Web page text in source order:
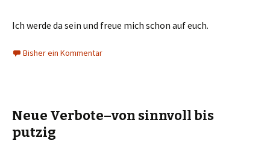
Ich werde da sein und freue mich schon auf euch.
Bisher ein Kommentar
Neue Verbote–von sinnvoll bis
putzig